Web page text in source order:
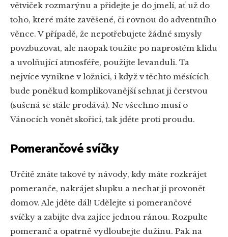
větviček rozmarýnu a přidejte je do jmelí, ať už do
toho, které máte zavěšené, či rovnou do adventního
věnce. V případě, že nepotřebujete žádné smysly
povzbuzovat, ale naopak toužíte po naprostém klidu
a uvolňující atmosféře, použijte levanduli. Ta
nejvíce vynikne v ložnici, i když v těchto měsících
bude poněkud komplikovanější sehnat ji čerstvou
(sušená se stále prodává). Ne všechno musí o
Vánocích vonět skořicí, tak jděte proti proudu.
Pomerančové svíčky
Určitě znáte takové ty návody, kdy máte rozkrájet
pomeranče, nakrájet slupku a nechat ji provonět
domov. Ale jděte dál! Udělejte si pomerančové
svíčky a zabijte dva zajíce jednou ránou. Rozpulte
pomeranč a opatrně vydloubejte dužinu. Pak na